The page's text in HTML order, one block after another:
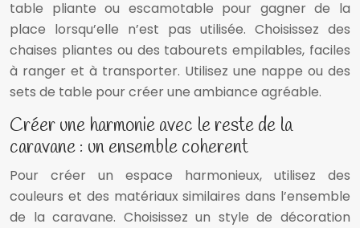
table pliante ou escamotable pour gagner de la
place lorsqu’elle n’est pas utilisée. Choisissez des
chaises pliantes ou des tabourets empilables, faciles
à ranger et à transporter. Utilisez une nappe ou des
sets de table pour créer une ambiance agréable.
Créer une harmonie avec le reste de la
caravane : un ensemble coherent
Pour créer un espace harmonieux, utilisez des
couleurs et des matériaux similaires dans l’ensemble
de la caravane. Choisissez un style de décoration